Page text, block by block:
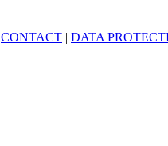
CONTACT | DATA